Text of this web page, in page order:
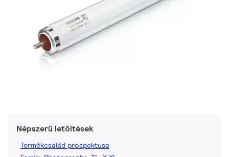
Népszerű letöltések
Termékcsalád prospektusa